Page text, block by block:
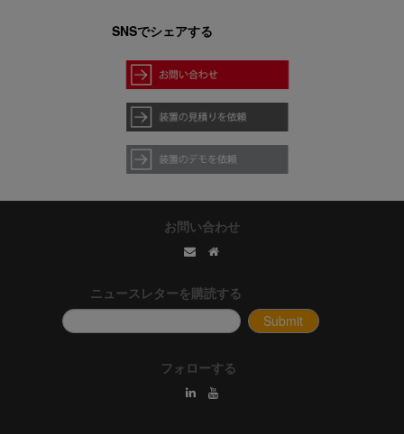
SNSでシェアする
お問い合わせ
ニュースレターを購読する
フォローする